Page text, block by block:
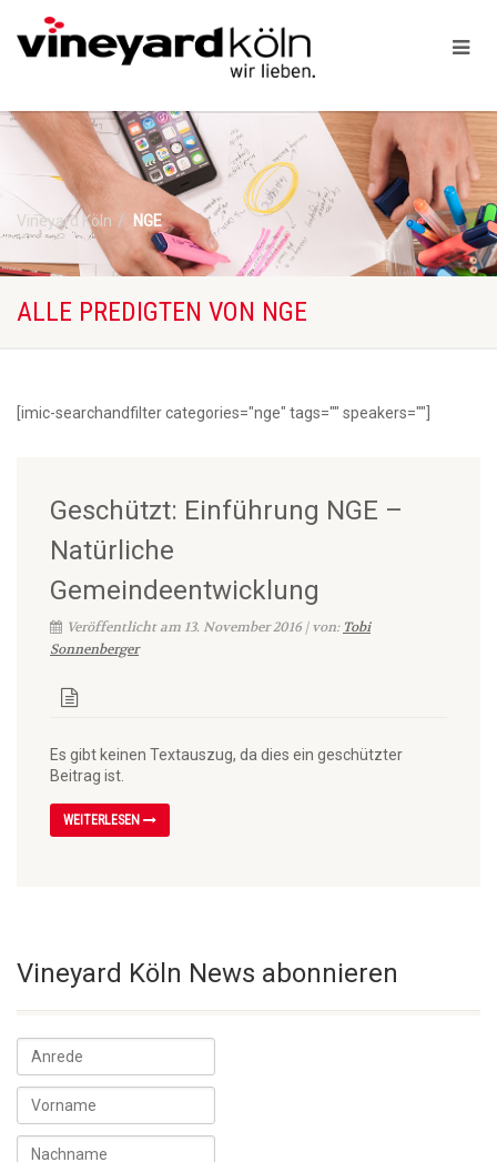
Vineyard Köln NGE
ALLE PREDIGTEN VON NGE
[imic-searchandfilter categories="nge" tags="" speakers=""]
Geschützt: Einführung NGE –
Natürliche
Gemeindeentwicklung
Veröffentlicht am 13. November 2016 | von: Tobi
Sonnenberger
Es gibt keinen Textauszug, da dies ein geschützter
Beitrag ist.
WEITERLESEN
Vineyard Köln News abonnieren